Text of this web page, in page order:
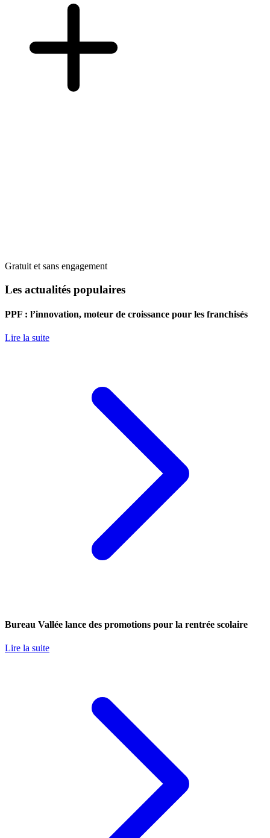
Gratuit et sans engagement
Les actualités populaires
PPF : l’innovation, moteur de croissance pour les franchisés
Lire la suite
Bureau Vallée lance des promotions pour la rentrée scolaire
Lire la suite